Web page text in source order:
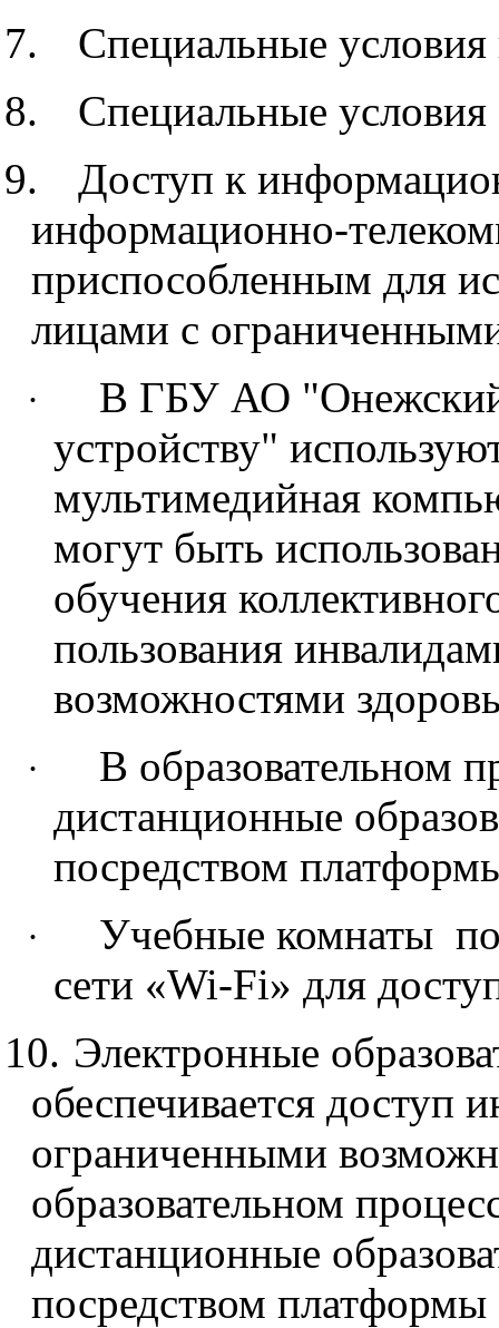
7.
Специальные условия
8.
Специальные условия
9.
Доступ к
информационно-
приспособленным для
лицами с
·
В ГБУ АО "Онежский
устройству"
мультимедийная
могут быть
обучения
пользования
возможностями
·
В образовательном
дистанционные
посредством
·
Учебные комнаты
сети «Wi-Fi» для
10. Электронные
обеспечивается доступ
ограниченными
образовательном
дистанционные
посредством